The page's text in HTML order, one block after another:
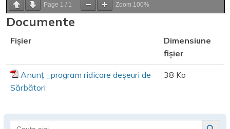
Page 1 / 1 Zoom 100%
Documente
Fișier
Dimensiune
fișier
Anunț _program ridicare deșeuri de
Sărbători
38 Ko
Search
Search Button